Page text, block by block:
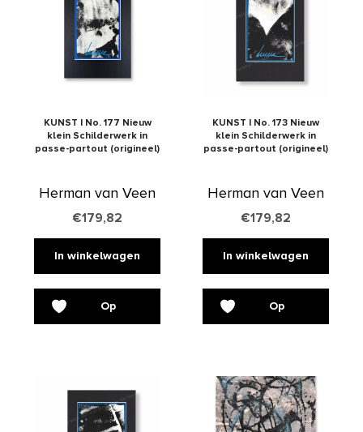
KUNST | No. 177 Nieuw
klein Schilderwerk in
passe-partout (origineel)
Herman van Veen
€179,82
In winkelwagen
Op
KUNST | No. 173 Nieuw
klein Schilderwerk in
passe-partout (origineel)
Herman van Veen
€179,82
In winkelwagen
Op